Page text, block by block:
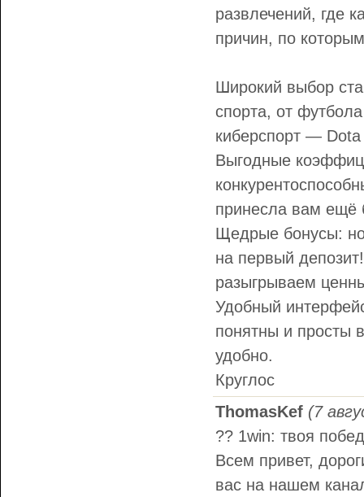
развлечений, где
причин, по
Широкий выбор
спорта, от
киберспорт —
Выгодные
принесла вам ещё
Щедрые бонусы:
на первый
разыгрываем
Удобный
понятны и просты
удобно.
Круглос
ThomasKef (7
?? 1win: твоя
Всем привет,
вас на нашем